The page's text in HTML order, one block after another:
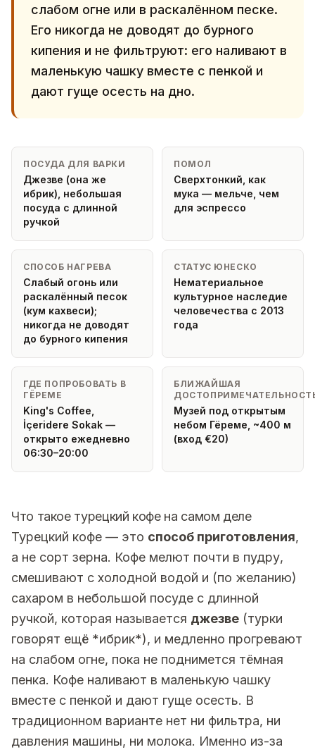
слабом огне или в раскалённом песке.
Его никогда не доводят до бурного
кипения и не фильтруют: его наливают в
маленькую чашку вместе с пенкой и
дают гуще осесть на дно.
ПОСУДА ДЛЯ ВАРКИ
Джезве (она же
ибрик), небольшая
посуда с длинной
ручкой
ПОМОЛ
Сверхтонкий, как
мука — мельче, чем
для эспрессо
СПОСОБ НАГРЕВА
Слабый огонь или
раскалённый песок
(кум кахвеси);
никогда не доводят
до бурного кипения
СТАТУС ЮНЕСКО
Нематериальное
культурное наследие
человечества с 2013
года
ГДЕ ПОПРОБОВАТЬ В
ГЁРЕМЕ
King's Coffee,
İçeridere Sokak —
открыто ежедневно
06:30–20:00
БЛИЖАЙШАЯ
Музей под открытым
небом Гёреме, ~400 м
(вход €20)
Что такое турецкий кофе на самом деле
Турецкий кофе — это способ приготовления,
а не сорт зерна. Кофе мелют почти в пудру,
смешивают с холодной водой и (по желанию)
сахаром в небольшой посуде с длинной
ручкой, которая называется джезве (турки
говорят ещё *ибрик*), и медленно прогревают
на слабом огне, пока не поднимется тёмная
пенка. Кофе наливают в маленькую чашку
вместе с пенкой и дают гуще осесть. В
традиционном варианте нет ни фильтра, ни
давления машины, ни молока. Именно из-за